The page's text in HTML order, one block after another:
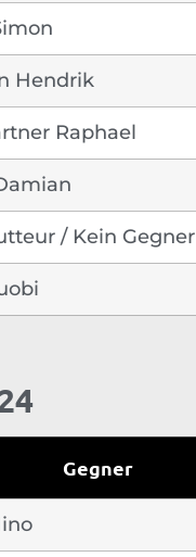
Hendrik
Raphael
/ Kein Gegner
Gegner